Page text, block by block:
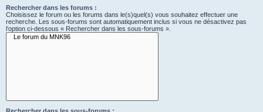
Rechercher dans les forums :
Choisissez le forum ou les forums dans le(s)quel(s) vous souhaitez effectuer une
recherche. Les sous-forums sont automatiquement inclus si vous ne désactivez pas
l’option ci-dessous « Rechercher dans les sous-forums ».